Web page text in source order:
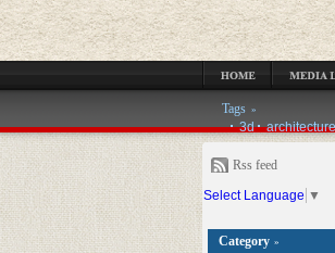
LOCATION LOG
Tags »
3d architecture
Rss feed
Select Language ▼
Category »